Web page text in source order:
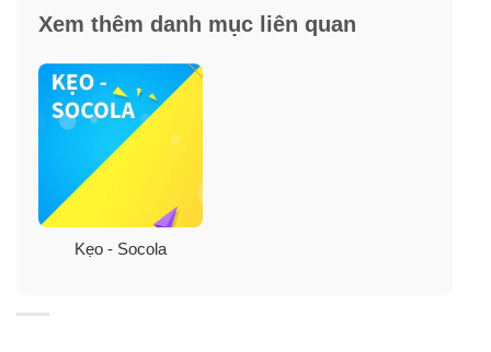
Cho ra một loại sô-cô-la rịu tuyệt vời.
Danzka Cranberyraz Vodka
Các loại vodka đầu tiên trên thế giới với sự kết hợp hấp
dẫn của hương vị quả việt quất và quả mâm xôi, giúp
cân bằng mùi vị cũng như mang lại sự thơm ngon hơn.
Sản phẩm được bảo đảm với 100% thành phần thiên
nhiên mang lại chất lượng cao về hương vị.
Xem thêm danh mục liên quan
Kẹo - Socola